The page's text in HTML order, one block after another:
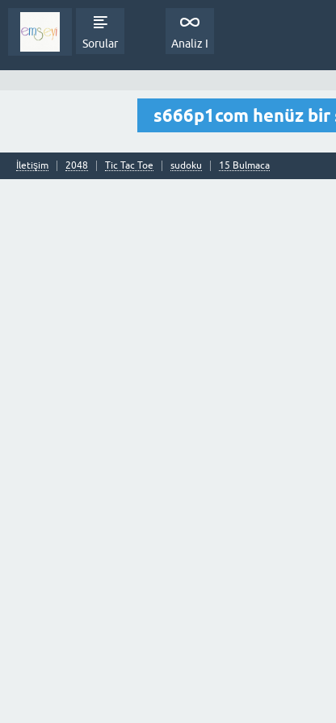
Sorular Analiz I
s666p1com henüz
İletişim 2048 Tic Tac Toe sudoku 15 Bulmaca